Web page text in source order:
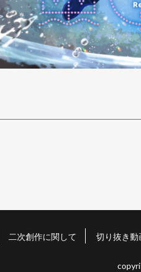
二次創作に関して 切り抜き動